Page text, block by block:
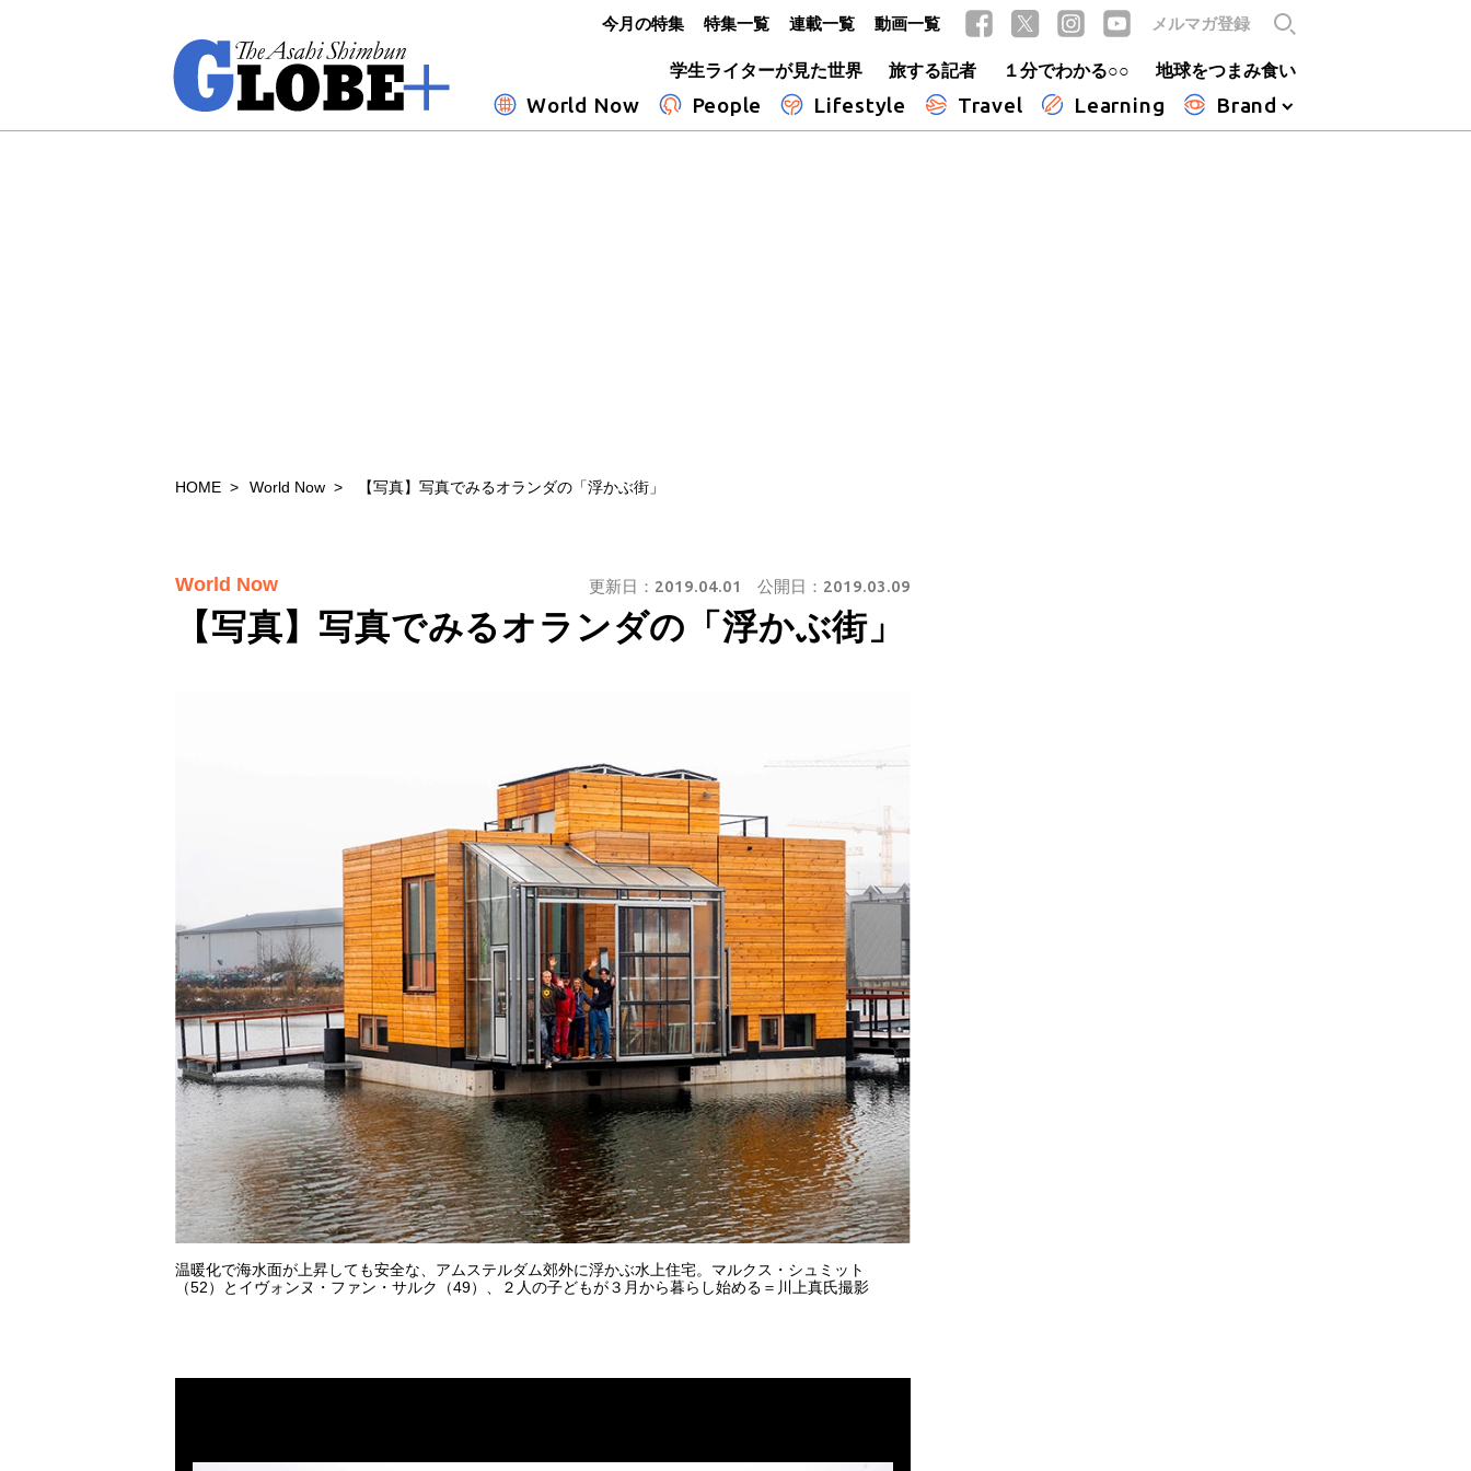
学生ライターが見た世界
旅する記者 １分でわかる○○ 地球をつまみ食い
World Now People Lifestyle Travel Learning Brand
今月の特集 特集一覧 連載一覧 動画一覧 メルマガ登録
HOME World Now 【写真】写真でみるオランダの「浮かぶ街」
【写真】写真でみるオランダの「浮かぶ街」
World Now 更新日： 2019.04.01 公開日： 2019.03.09
温暖化で海水面が上昇しても安全な、アムステルダム郊外に浮かぶ水上住宅。マルクス・シュミット
（52）とイヴォンヌ・ファン・サルク（49）、２人の子どもが３月から暮らし始める＝川上真氏撮影